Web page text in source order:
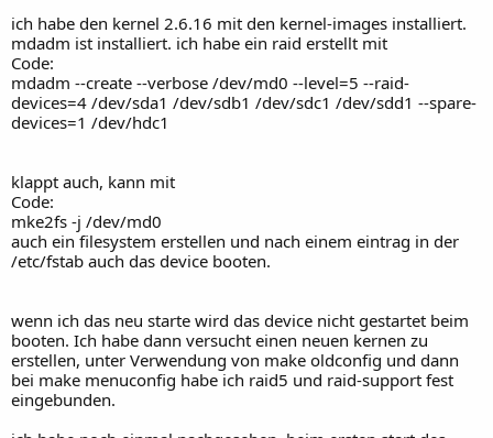
ich habe den kernel 2.6.16 mit den kernel-images installiert.
mdadm ist installiert. ich habe ein raid erstellt mit
Code:
mdadm --create --verbose /dev/md0 --level=5 --raid-
devices=4 /dev/sda1 /dev/sdb1 /dev/sdc1 /dev/sdd1 --spare-
devices=1 /dev/hdc1
klappt auch, kann mit
Code:
mke2fs -j /dev/md0
auch ein filesystem erstellen und nach einem eintrag in der
/etc/fstab auch das device booten.
wenn ich das neu starte wird das device nicht gestartet beim
booten. Ich habe dann versucht einen neuen kernen zu
erstellen, unter Verwendung von make oldconfig und dann
bei make menuconfig habe ich raid5 und raid-support fest
eingebunden.